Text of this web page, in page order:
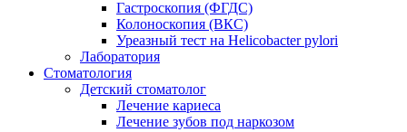
Гастроскопия (ФГДС)
Колоноскопия (ВКС)
Уреазный тест на Helicobacter pylori
Лаборатория
Стоматология
Детский стоматолог
Лечение кариеса
Лечение зубов под наркозом